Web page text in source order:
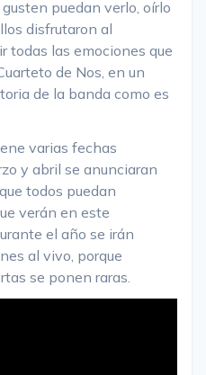
puedan verlo, oírlo
disfrutaron al
todas las emociones que
de Nos, en un
de la banda como es
varias fechas
y abril se anunciaran
todos puedan
verán en este
el año se irán
al vivo, porque
se ponen raras.